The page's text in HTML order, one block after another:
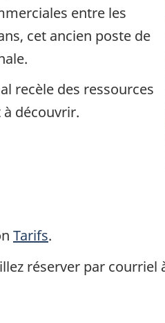
entre les
cet ancien poste de
recèle des ressources
découvrir.
Tarifs.
réserver par courriel